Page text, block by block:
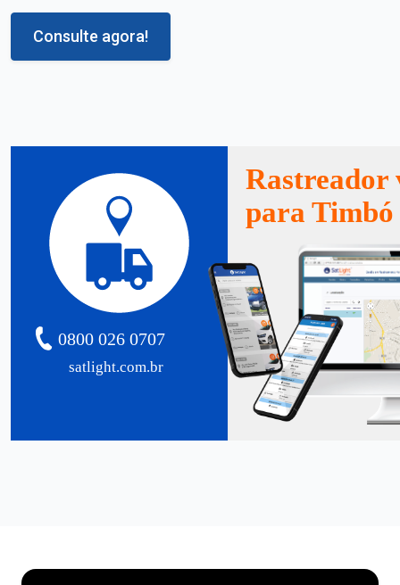
Consulte agora!
satlight.com.br
0800 026 0707
Rastreador
para Timbó